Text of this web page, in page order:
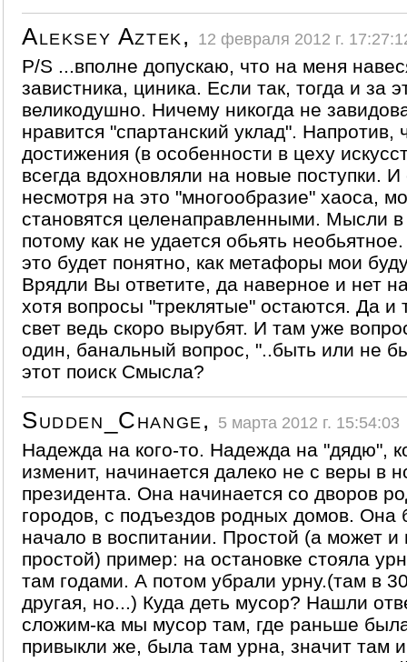
Aleksey Aztek, 12 февраля 2012 г.
P/S ...вполне допускаю, что на меня
завистника, циника. Если так, тогда и за
великодушно. Ничему никогда не
нравится "спартанский уклад". Напротив,
достижения (в особенности в цеху
всегда вдохновляли на новые поступки. И
несмотря на это "многообразие" хаоса,
становятся целенаправленными. Мысли
потому как не удается обьять
это будет понятно, как метафоры мои
Врядли Вы ответите, да наверное и нет
хотя вопросы "треклятые" остаются. Да и
свет ведь скоро вырубят. И там уже
один, банальный вопрос, "..быть или не
этот поиск Смысла?
Sudden_Change, 5 марта 2012 г. 15:54:03
Надежда на кого-то. Надежда на "дядю",
изменит, начинается далеко не с веры в
президента. Она начинается со дворов
городов, с подъездов родных домов. Она
начало в воспитании. Простой (а может и
простой) пример: на остановке стояла
там годами. А потом убрали урну.(там в
другая, но...) Куда деть мусор? Нашли
сложим-ка мы мусор там, где раньше
привыкли же, была там урна, значит там